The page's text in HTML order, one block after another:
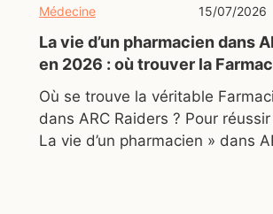
Médecine 15/07/2026
La vie d’un pharmacien dans
en 2026 : où trouver la
Où se trouve la véritable
dans ARC Raiders ? Pour
La vie d’un pharmacien » dans